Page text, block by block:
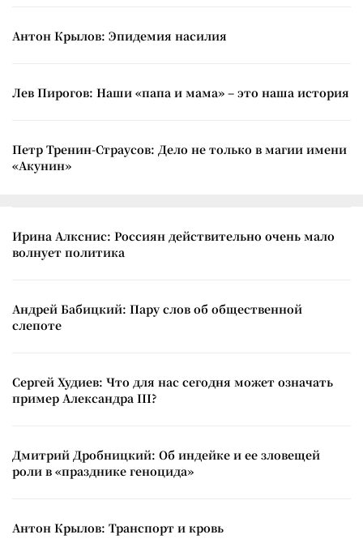
Антон Крылов: Эпидемия насилия
Лев Пирогов: Наши «папа и мама» – это наша история
Петр Тренин-Страусов: Дело не только в магии имени
«Акунин»
Ирина Алкснис: Россиян действительно очень мало
волнует политика
Андрей Бабицкий: Пару слов об общественной
слепоте
Сергей Худиев: Что для нас сегодня может означать
пример Александра III?
Дмитрий Дробницкий: Об индейке и ее зловещей
роли в «празднике геноцида»
Антон Крылов: Транспорт и кровь